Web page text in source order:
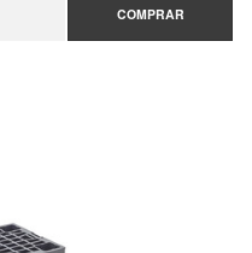
COMPRAR